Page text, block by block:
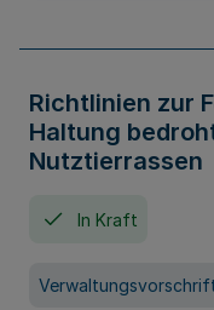
Richtlinien zur
Haltung
Nutztierrassen
In Kraft